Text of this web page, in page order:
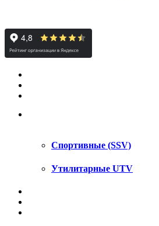
Спортивные (SSV)
Утилитарные UTV